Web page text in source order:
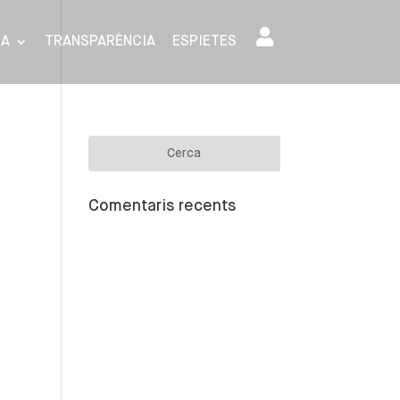
TRANSPARÈNCIA ESPIETES
Comentaris recents